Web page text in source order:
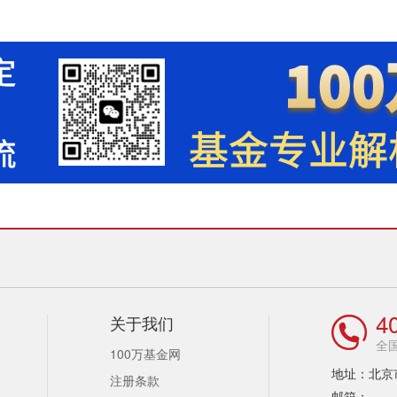
关于我们
100万基金网
注册条款
全
地址：北